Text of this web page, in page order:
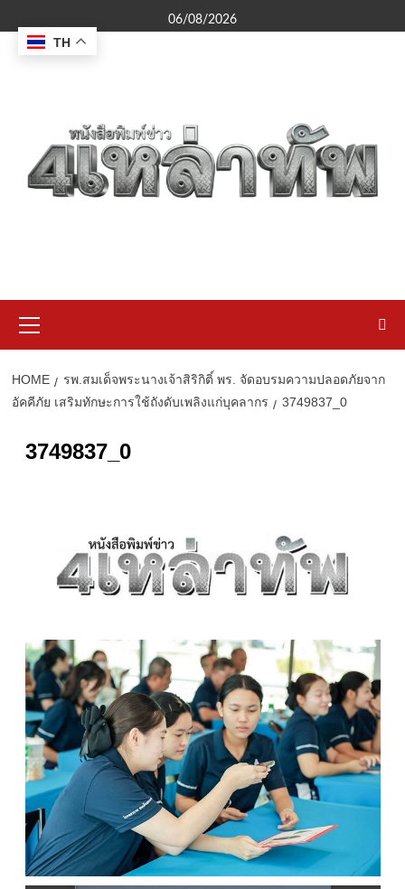
to
content
06/08/2026
Menu
HOME
รพ.สมเด็จพระนางเจ้าสิริกิติ์ พร. จัดอบรมความปลอดภัยจาก
อัคคีภัย เสริมทักษะการใช้ถังดับเพลิงแก่บุคลากร
3749837_0
3749837_0
TH